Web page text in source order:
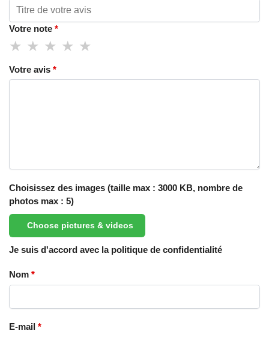
Votre note *
Votre avis *
Choisissez des images (taille max : 3000 KB, nombre de
photos max : 5)
Choose pictures & videos
Je suis d'accord avec la politique de confidentialité
Nom *
E-mail *